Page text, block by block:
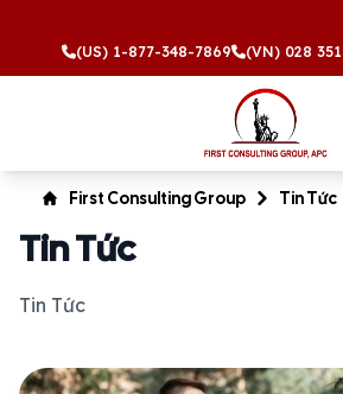
(US) 1-877-348-7869
(VN) 028
First Consulting Group Tin Tức
Tin Tức
Tin Tức